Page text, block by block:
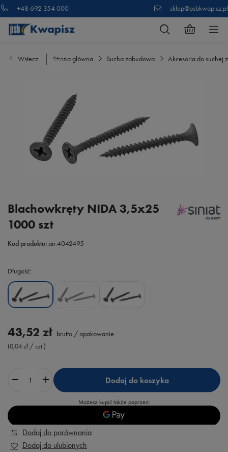
+48 692 354 000 sklep@psbkwapisz.pl
Wstecz Strona główna Sucha zabudowa Akcesoria do suchej
Blachowkręty NIDA 3,5x25
1000 szt
Kod produktu:an.4042495
Długość
43,52 zł brutto /opakowanie
(0,04 zł / szt.)
Dodaj do koszyka
Możesz kupić także poprzez:
Dodaj do porównania
Dodaj do ulubionych